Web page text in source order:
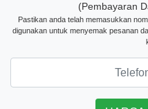
(Pembayaran
Pastikan anda telah memasukkan
digunakan untuk menyemak pesanan